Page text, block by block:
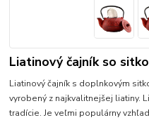
Liatinový čajník so
Liatinový čajník s doplnkovým
vyrobený z najkvalitnejšej liatiny.
tradície. Je veľmi populárny